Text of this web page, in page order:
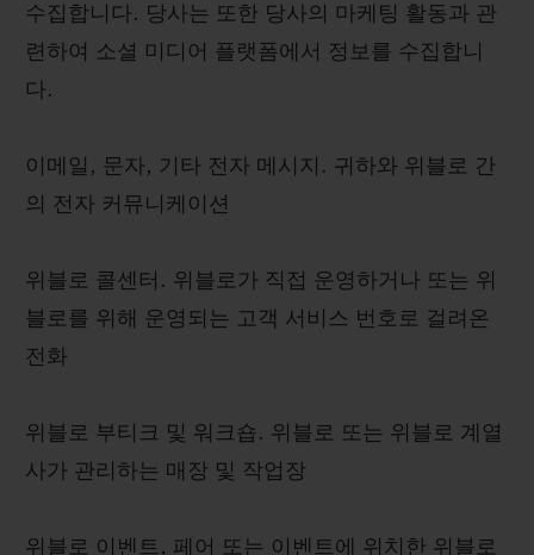
수집합니다. 당사는 또한 당사의 마케팅 활동과 관
련하여 소셜 미디어 플랫폼에서 정보를 수집합니
다.
이메일, 문자, 기타 전자 메시지. 귀하와 위블로 간
의 전자 커뮤니케이션
위블로 콜센터. 위블로가 직접 운영하거나 또는 위
블로를 위해 운영되는 고객 서비스 번호로 걸려온
전화
위블로 부티크 및 워크숍. 위블로 또는 위블로 계열
사가 관리하는 매장 및 작업장
위블로 이벤트, 페어 또는 이벤트에 위치한 위블로